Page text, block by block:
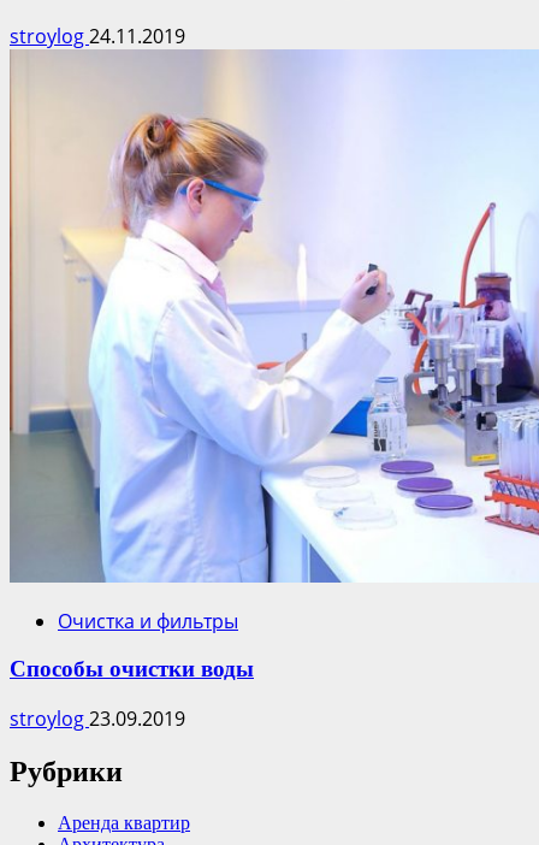
stroylog24.11.2019
Очистка и фильтры
Способы очистки воды
stroylog23.09.2019
Рубрики
Аренда квартир